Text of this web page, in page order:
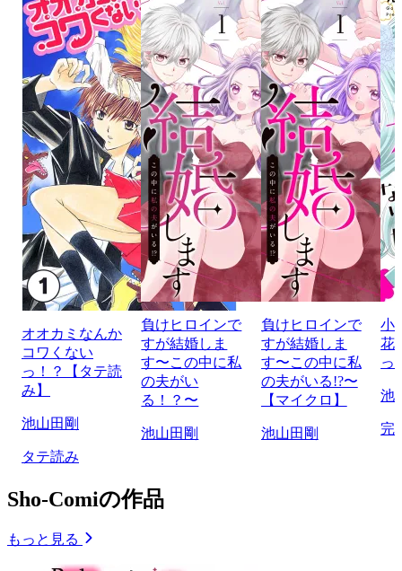
オオカミなんか
コワくない
っ！？【タテ読
み】
池山田剛
タテ読み
負けヒロインで
すが結婚しま
す〜この中に私
の夫がい
る！？〜
池山田剛
負けヒロインで
すが結婚しま
す〜この中に私
の夫がいる!?〜
【マイクロ】
池山田剛
小
花
っ
池
完
Sho-Comiの作品
もっと見る